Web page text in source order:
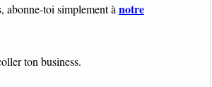
abonne-toi simplement ànotre
ton business.